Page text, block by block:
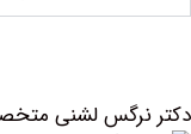
لشنی متخصص زنان